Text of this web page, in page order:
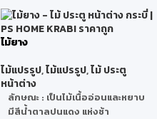
ไม้ยาง
ไม้แปรรูป,ไม้แปรรูป,ไม้ ประตู
หน้าต่าง
ลักษณะ : เป็นไม้เนื้ออ่อนและหยาบ
มีสีน้ำตาลปนแดง แห่งช้า